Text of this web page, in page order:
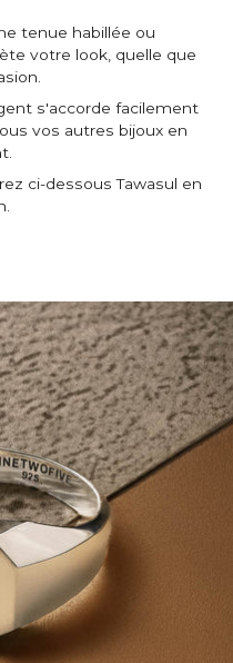
tenue habillée ou
votre look, quelle que
s'accorde facilement
vos autres bijoux en
ci-dessous Tawasul en